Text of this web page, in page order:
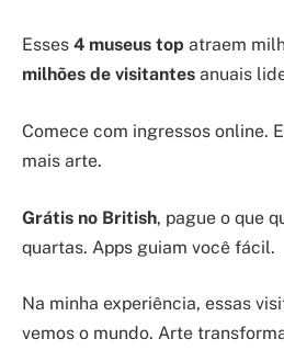
Esses 4 museus top atraem
milhões de visitantes anuais
Comece com ingressos online.
mais arte.
Grátis no British, pague o que
quartas. Apps guiam você fácil.
Na minha experiência, essas
vemos o mundo. Arte